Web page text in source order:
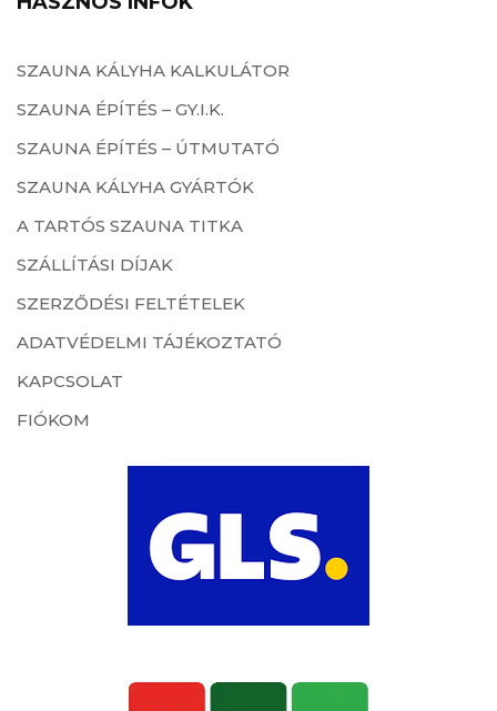
SZAUNA KÁLYHA KALKULÁTOR
SZAUNA ÉPÍTÉS – GY.I.K.
SZAUNA ÉPÍTÉS – ÚTMUTATÓ
SZAUNA KÁLYHA GYÁRTÓK
A TARTÓS SZAUNA TITKA
SZÁLLÍTÁSI DÍJAK
SZERZŐDÉSI FELTÉTELEK
ADATVÉDELMI TÁJÉKOZTATÓ
KAPCSOLAT
FIÓKOM